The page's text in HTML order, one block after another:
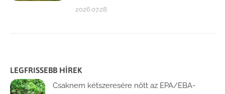
2026.07.28.
LEGFRISSEBB HÍREK
Csaknem kétszeresére nőtt az EPA/EBA-